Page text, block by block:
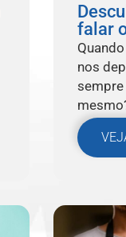
falar
nos